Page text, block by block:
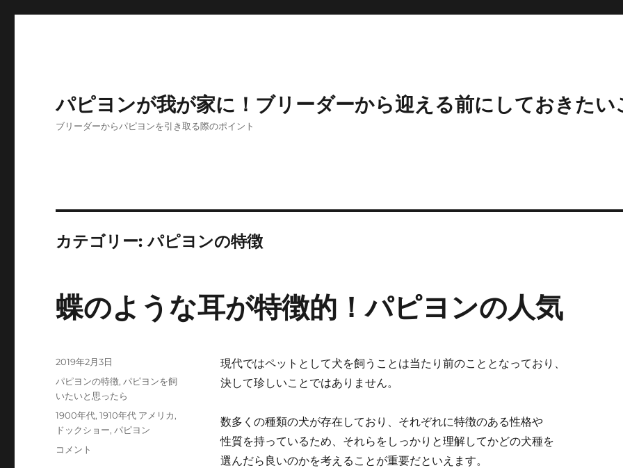
パピヨンが我が家に！ブリーダーから迎える前にしておきたい
ブリーダーからパピヨンを引き取る際のポイント
カテゴリー:パピヨンの特徴
蝶のような耳が特徴的！パピヨンの人気
現代ではペットとして犬を飼うことは当たり前のこととなっており、
決して珍しいことではありません。
数多くの種類の犬が存在しており、それぞれに特徴のある性格や
性質を持っているため、それらをしっかりと理解してかどの犬種を
選んだら良いのかを考えることが重要だといえます。
投
稿
2019年2月3日
カ
テ
リ
パピヨンの特徴, パピヨンを飼
いたいと思ったら
タ
グ
1900年代,1910年代 アメリカ,
ドックショー, パピヨン
蝶
コメント